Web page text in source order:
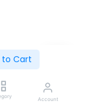
Cart
Account